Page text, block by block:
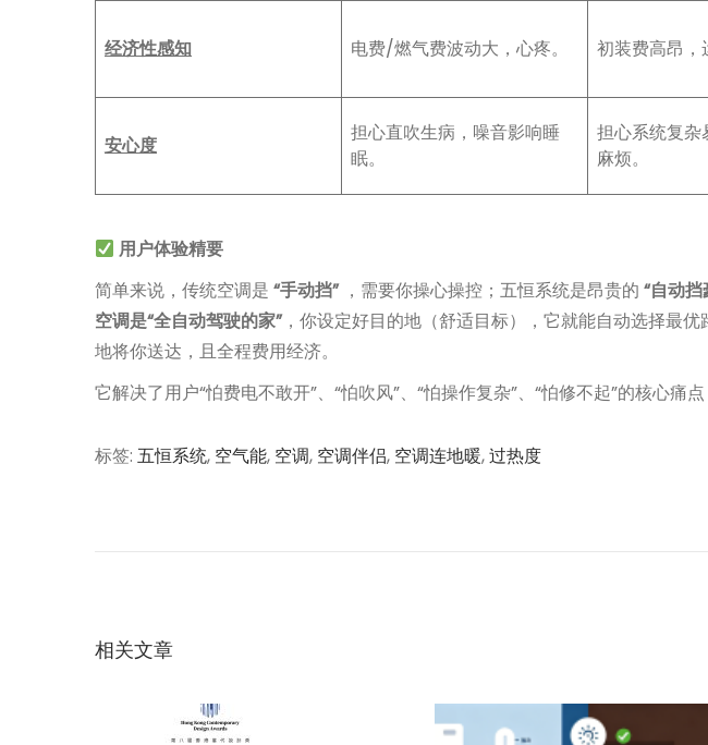
经济性感知 电费/燃气费波动大，心疼。 初装费高昂，
安心度
担心直吹生病，噪音影响睡
眠。
担心系统复杂
麻烦。
用户体验精要
简单来说，传统空调是 “手动挡”，需要你操心操控；五恒系统是昂贵的 “自动挡
空调是“全自动驾驶的家”，你设定好目的地（舒适目标），它就能自动选择最
地将你送达，且全程费用经济。
它解决了用户“怕费电不敢开”、“怕吹风”、“怕操作复杂”、“怕修不起”的核心痛
标签: 五恒系统, 空气能, 空调, 空调伴侣, 空调连地暖,过热度
航
：
：
相关文章